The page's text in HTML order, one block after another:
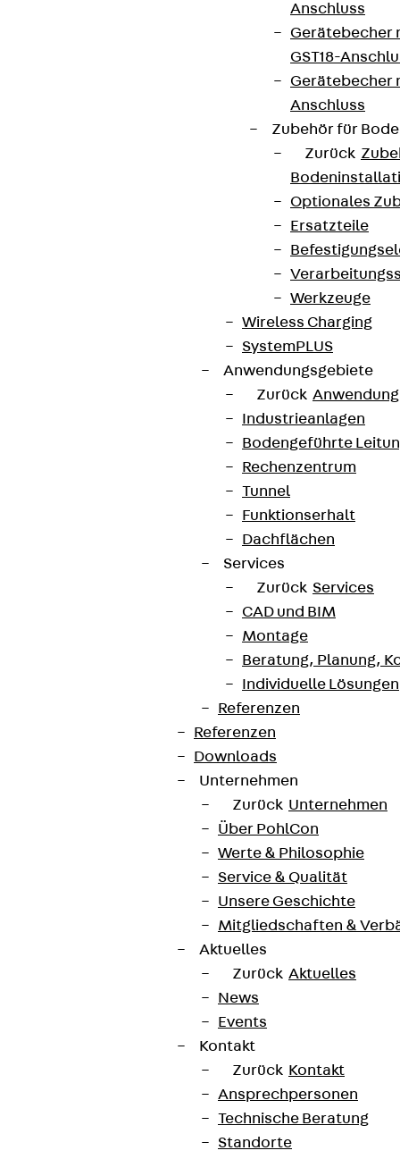
Anschluss
Gerätebecher
GST18-
Gerätebecher
Anschluss
Zubehör für
Zurück
Optionales
Ersatzteile
Werkzeuge
Wireless Charging
SystemPLUS
Anwendungsgebiete
Zurück
Industrieanlagen
Bodengeführte
Rechenzentrum
Tunnel
Funktionserhalt
Dachflächen
Services
Zurück Services
CAD und BIM
Montage
Beratung, Planung,
Individuelle Lösungen
Referenzen
Referenzen
Downloads
Unternehmen
Zurück Unternehmen
Über PohlCon
Werte & Philosophie
Service & Qualität
Unsere Geschichte
Mitgliedschaften &
Aktuelles
Zurück Aktuelles
News
Events
Kontakt
Zurück Kontakt
Ansprechpersonen
Technische Beratung
Standorte